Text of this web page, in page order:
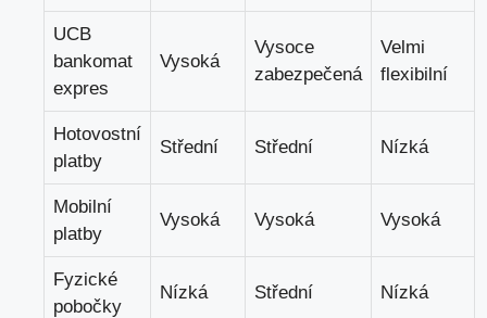
UCB
bankomat
expres
Vysoká
Vysoce
zabezpečená
Velmi
flexibilní
Hotovostní
platby
Střední Střední Nízká
Mobilní
platby
Vysoká Vysoká Vysoká
Fyzické
pobočky
Nízká Střední Nízká